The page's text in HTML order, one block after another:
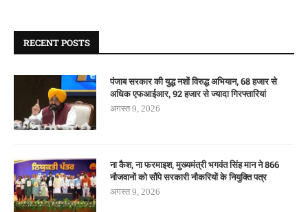
RECENT POSTS
पंजाब सरकार की युद्ध नशों विरुद्ध अभियान, 68 हजार से
अधिक एफआईआर, 92 हजार से ज्यादा गिरफ्तारियां
अगस्त 9, 2026
ना कैश, ना फरमाइश, मुख्यमंत्री भगवंत सिंह मान ने 866
नौजवानों को सौंपे सरकारी नौकरियों के नियुक्ति पत्र
अगस्त 9, 2026